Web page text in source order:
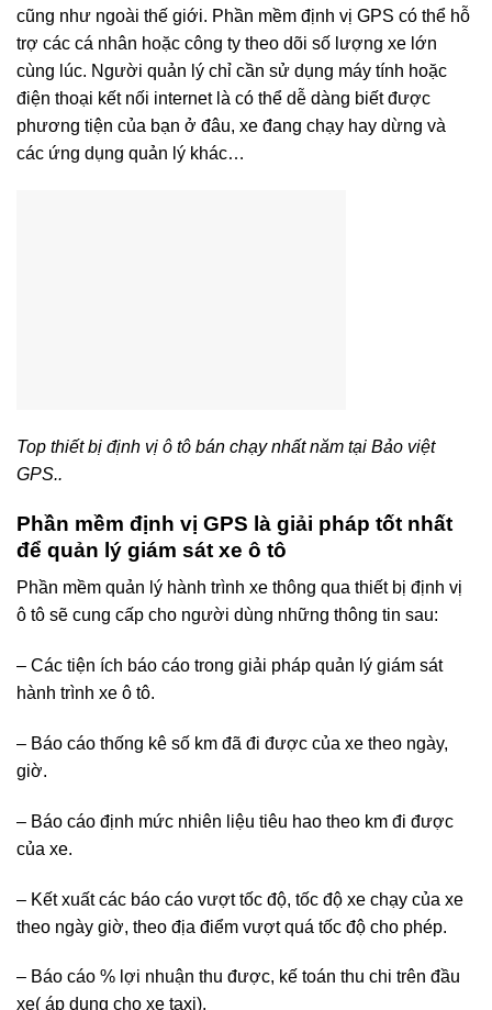
cũng như ngoài thế giới. Phần mềm định vị GPS có thể hỗ
trợ các cá nhân hoặc công ty theo dõi số lượng xe lớn
cùng lúc. Người quản lý chỉ cần sử dụng máy tính hoặc
điện thoại kết nối internet là có thể dễ dàng biết được
phương tiện của bạn ở đâu, xe đang chạy hay dừng và
các ứng dụng quản lý khác…
Top thiết bị định vị ô tô bán chạy nhất năm tại Bảo việt
GPS..
Phần mềm định vị GPS là giải pháp tốt nhất
để quản lý giám sát xe ô tô
Phần mềm quản lý hành trình xe thông qua thiết bị định vị
ô tô sẽ cung cấp cho người dùng những thông tin sau:
– Các tiện ích báo cáo trong giải pháp quản lý giám sát
hành trình xe ô tô.
– Báo cáo thống kê số km đã đi được của xe theo ngày,
giờ.
– Báo cáo định mức nhiên liệu tiêu hao theo km đi được
của xe.
– Kết xuất các báo cáo vượt tốc độ, tốc độ xe chạy của xe
theo ngày giờ, theo địa điểm vượt quá tốc độ cho phép.
– Báo cáo % lợi nhuận thu được, kế toán thu chi trên đầu
xe( áp dụng cho xe taxi).